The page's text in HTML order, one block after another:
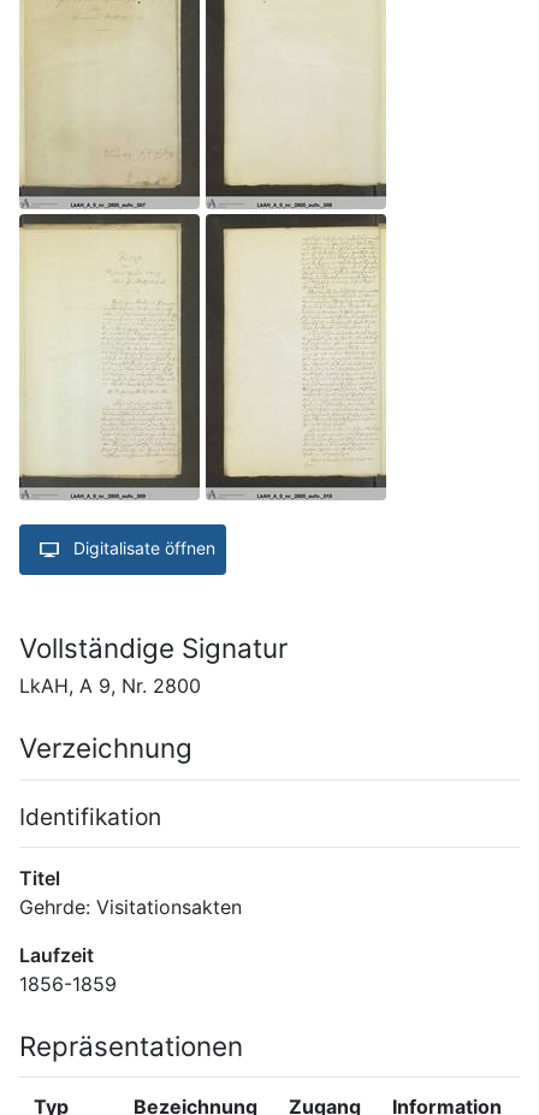
Digitalisate öffnen
Vollständige Signatur
LkAH, A 9, Nr. 2800
Verzeichnung
Identifikation
Titel
Gehrde: Visitationsakten
Laufzeit
1856-1859
Repräsentationen
Typ Bezeichnung Zugang Information